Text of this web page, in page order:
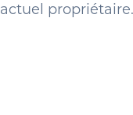
propriétaire.